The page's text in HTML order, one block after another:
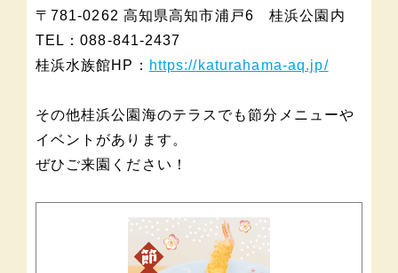
〒781-0262 高知県高知市浦戸6 桂浜公園内
TEL：088-841-2437
桂浜水族館HP： https://katurahama-aq.jp/
その他桂浜公園海のテラスでも節分メニューや
イベントがあります。
ぜひご来園ください！